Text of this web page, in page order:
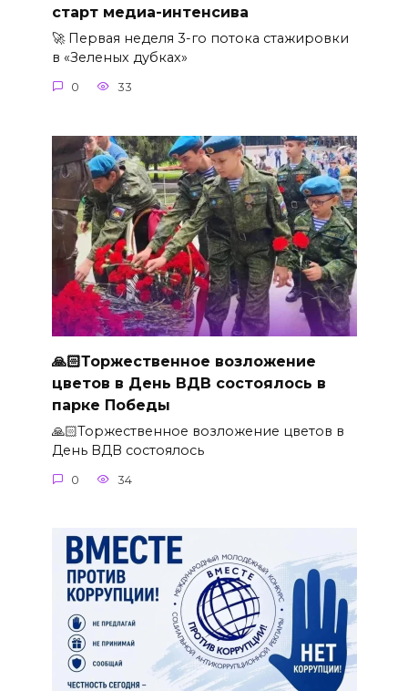
старт медиа-интенсива
🚀 Первая неделя 3-го потока стажировки
в «Зеленых дубках»
0 33
🙏🏻Торжественное возложение
цветов в День ВДВ состоялось в
парке Победы
🙏🏻Торжественное возложение цветов в
День ВДВ состоялось
0 34